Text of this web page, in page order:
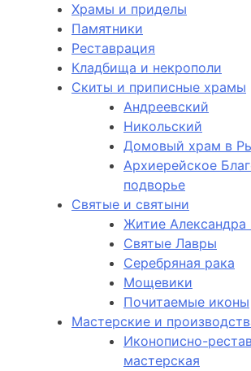
Храмы и приделы
Памятники
Реставрация
Кладбища и некрополи
Скиты и приписные храмы
Андреевский
Никольский
Домовый храм в
Архиерейское
подворье
Святые и святыни
Житие Александра
Святые Лавры
Серебряная рака
Мощевики
Почитаемые иконы
Мастерские и
Иконописно-
мастерская